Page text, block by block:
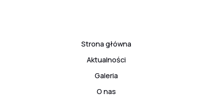
Strona główna
Aktualności
Galeria
O nas